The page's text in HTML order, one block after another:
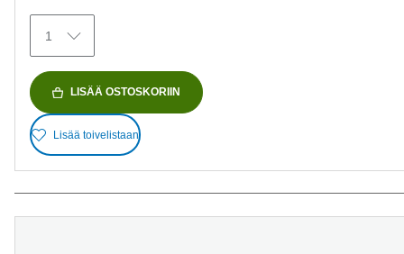
1
LISÄÄ OSTOSKORIIN
Lisää toivelistaan